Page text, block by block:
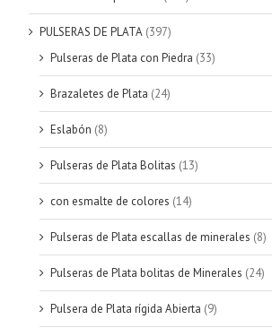
PULSERAS DE PLATA (397)
Pulseras de Plata con Piedra (33)
Brazaletes de Plata (24)
Eslabón (8)
Pulseras de Plata Bolitas (13)
con esmalte de colores (14)
Pulseras de Plata escallas de minerales (8)
Pulseras de Plata bolitas de Minerales (24)
Pulsera de Plata rígida Abierta (9)